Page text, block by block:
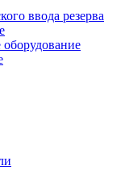
ввода резерва